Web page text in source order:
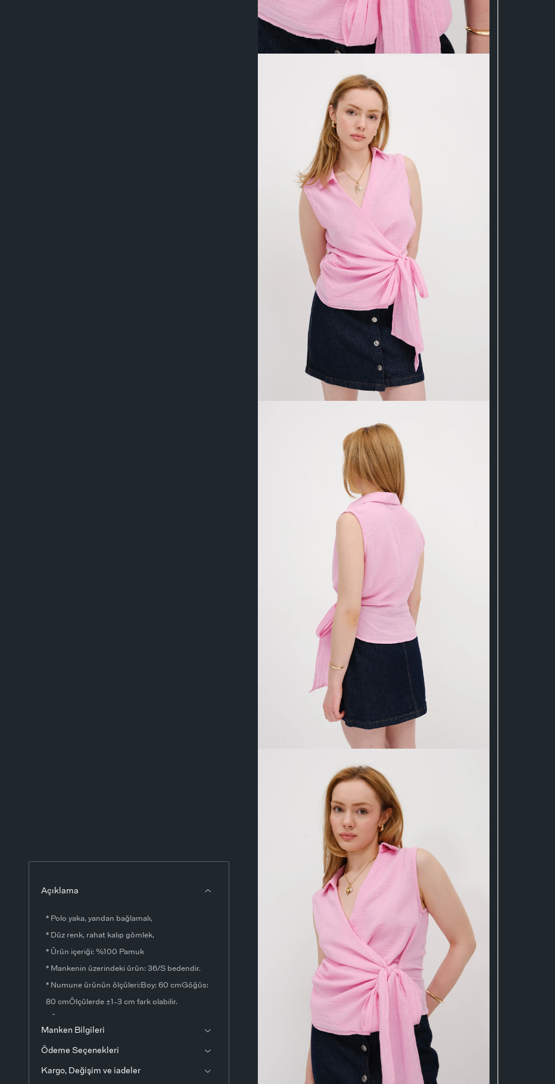
Açıklama
* Polo yaka, yandan bağlamalı,
* Düz renk, rahat kalıp gömlek,
* Ürün içeriği: %100 Pamuk
* Mankenin üzerindeki ürün: 36/S bedendir.
* Numune ürünün ölçüleri:Boy: 60 cmGöğüs:
80 cmÖlçülerde ±1-3 cm fark olabilir.
çekilmiştir. Işık ve ekran ayarlarından dolayı
renklerde ton farklılıkları görülebilir.
Manken Bilgileri
Ödeme Seçenekleri
Kargo, Değişim ve iadeler